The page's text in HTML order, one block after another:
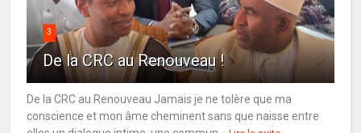
3
De la CRC au Renouveau !
De la CRC au Renouveau Jamais je ne tolère que ma
conscience et mon âme cheminent sans que naisse entre